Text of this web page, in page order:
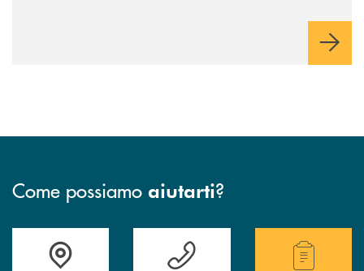
Come possiamo aiutarti?
Accedi all' elenco completo delle filiali.Hai bisogno di assistenza immediata?
Hai bisogno di